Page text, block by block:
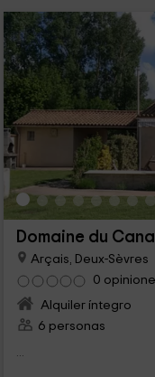
Domaine du
Arçais, Deux-Sèvres
0
Alquiler íntegro
6 personas
...